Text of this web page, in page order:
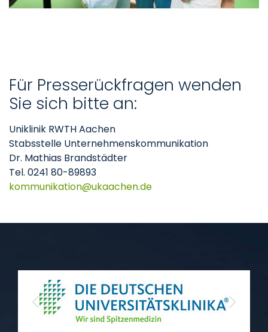
Für Presserückfragen wenden
Sie sich bitte an:
Uniklinik RWTH Aachen
Stabsstelle Unternehmenskommunikation
Dr. Mathias Brandstädter
Tel. 0241 80-89893
kommunikation
ukaachende
Previous Next